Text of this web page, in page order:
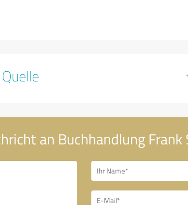
an Buchhandlung Frank